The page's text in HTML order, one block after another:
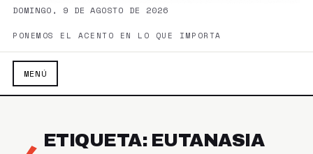
DOMINGO, 9 DE AGOSTO DE 2026
PONEMOS EL ACENTO EN LO QUE IMPORTA
MENÚ
ETIQUETA: EUTANASIA